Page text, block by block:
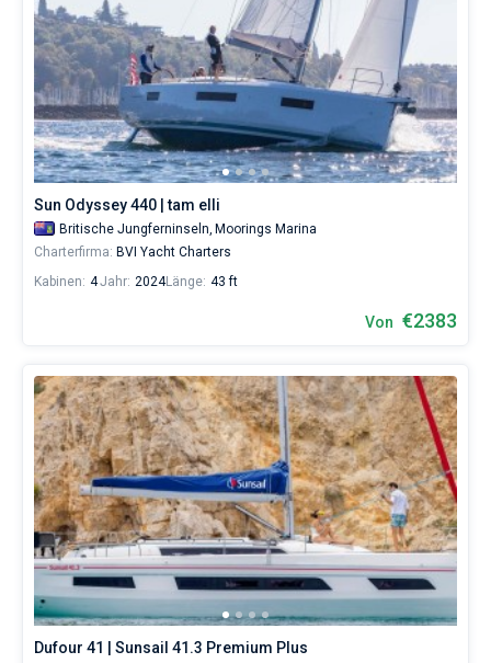
Sun Odyssey 440 | tam elli
Britische Jungferninseln, Moorings Marina
Charterfirma: BVI Yacht Charters
Kabinen: 4Jahr: 2024Länge: 43 ft
Von €2383
Dufour 41 | Sunsail 41.3 Premium Plus